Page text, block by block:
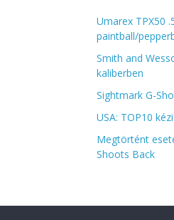
Umarex TPX50
paintball/
Smith and
kaliberben
Sightmark G-
USA: TOP10
Megtörtént
Shoots Back